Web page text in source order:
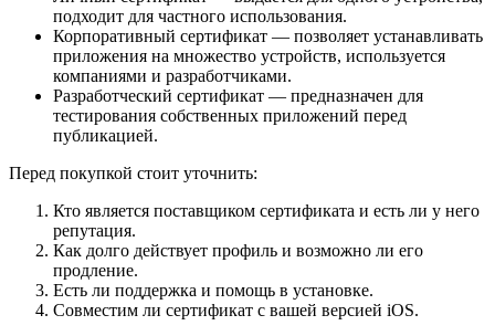
подходит для частного использования.
Корпоративный сертификат — позволяет устанавливать
приложения на множество устройств, используется
компаниями и разработчиками.
Разработческий сертификат — предназначен для
тестирования собственных приложений перед
публикацией.
Перед покупкой стоит уточнить:
Кто является поставщиком сертификата и есть ли у него
репутация.
Как долго действует профиль и возможно ли его
продление.
Есть ли поддержка и помощь в установке.
Совместим ли сертификат с вашей версией iOS.